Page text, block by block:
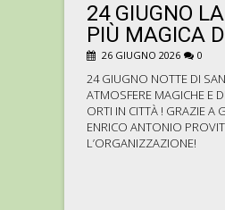
24 GIUGNO
PIÙ MAGICA
26 GIUGNO 2026 0
24 GIUGNO NOTTE DI
ATMOSFERE MAGICHE E
ORTI IN CITTÀ ! GRAZIE A
ENRICO ANTONIO
L’ORGANIZZAZIONE!